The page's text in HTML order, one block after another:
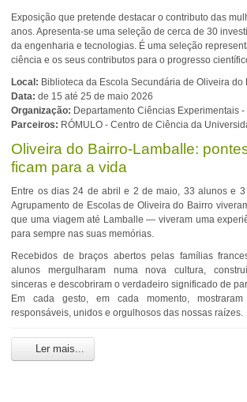
Exposição que pretende destacar o contributo das
anos. Apresenta-se uma seleção de cerca de 30
da engenharia e tecnologias. É uma seleção
ciência e os seus contributos para o progresso
Local: Biblioteca da Escola Secundária de Oliveira do
Data: de 15 até 25 de maio 2026
Organização: Departamento Ciências Experimentais
Parceiros: RÓMULO - Centro de Ciência da
Oliveira do Bairro-Lamballe:
ficam para a vida
Entre os dias 24 de abril e 2 de maio, 33 alunos e
Agrupamento de Escolas de Oliveira do Bairro
que uma viagem até Lamballe — viveram uma
para sempre nas suas memórias.
Recebidos de braços abertos pelas famílias
alunos mergulharam numa nova cultura,
sinceras e descobriram o verdadeiro significado de
Em cada gesto, em cada momento,
responsáveis, unidos e orgulhosos das nossas raízes.
Ler mais...